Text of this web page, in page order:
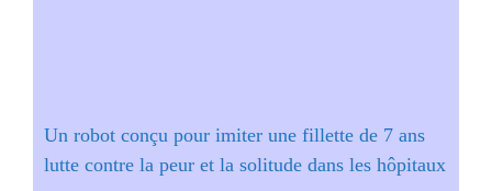
Un robot conçu pour imiter une fillette de 7 ans
lutte contre la peur et la solitude dans les hôpitaux